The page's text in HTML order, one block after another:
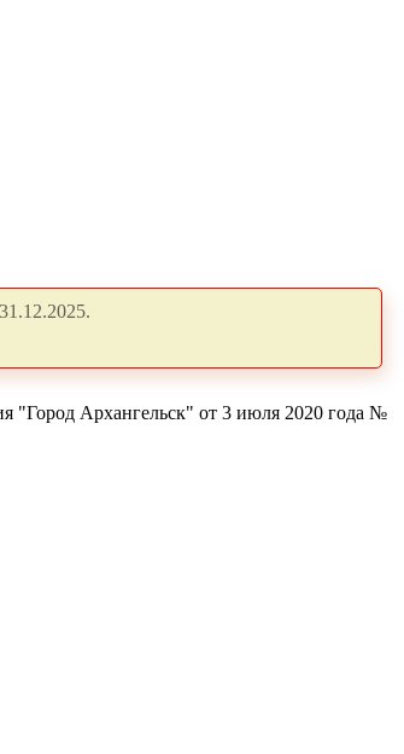
"Город Архангельск" от 3 июля 2020 года №